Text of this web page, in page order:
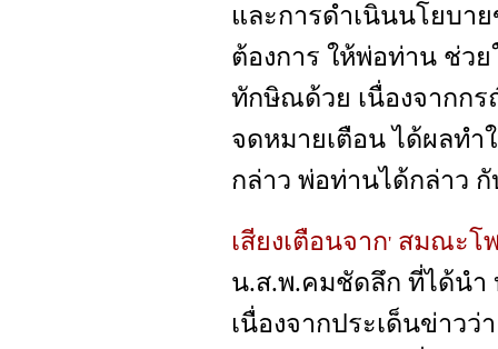
และการดำเนินนโยบาย
ต้องการ ให้พ่อท่าน ช่ว
ทักษิณด้วย เนื่องจากก
จดหมายเตือน ได้ผลทำ
กล่าว พ่อท่านได้กล่าว
เสียงเตือนจาก' สมณะโ
น.ส.พ.คมชัดลึก ที่ได้นำ
เนื่องจากประเด็นข่าวว่